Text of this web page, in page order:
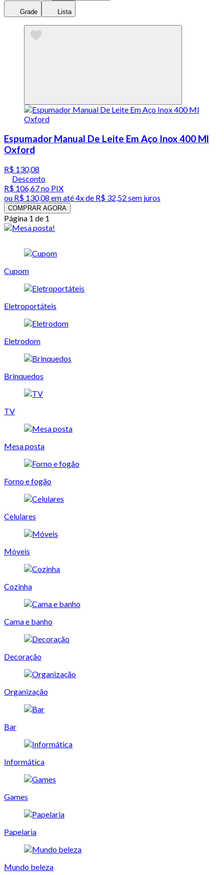
Grade Lista
Espumador Manual De Leite Em Aço Inox 400 Ml
Oxford
R$ 130,08
Desconto
R$ 106,67no PIX
ou R$ 130,08 em até4x de R$ 32,52 sem juros
COMPRAR AGORA
Página 1 de 1
Cupom
Eletroportáteis
Eletrodom
Brinquedos
TV
Mesa posta
Forno e fogão
Celulares
Móveis
Cozinha
Cama e banho
Decoração
Organização
Bar
Informática
Games
Papelaria
Mundo beleza